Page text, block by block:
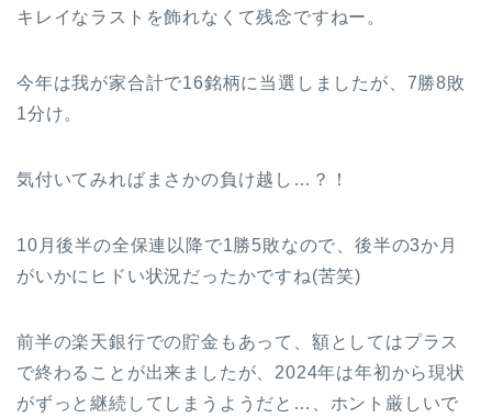
キレイなラストを飾れなくて残念ですねー。
今年は我が家合計で16銘柄に当選しましたが、7勝8敗
1分け。
気付いてみればまさかの負け越し…？！
10月後半の全保連以降で1勝5敗なので、後半の3か月
がいかにヒドい状況だったかですね(苦笑)
前半の楽天銀行での貯金もあって、額としてはプラス
で終わることが出来ましたが、2024年は年初から現状
がずっと継続してしまうようだと…、ホント厳しいで